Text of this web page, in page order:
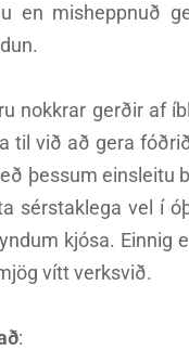
en misheppnuð
nokkrar gerðir af
til við að gera
þessum einsleitu
sérstaklega vel í
kjósa. Einnig
vítt verksvið.
: